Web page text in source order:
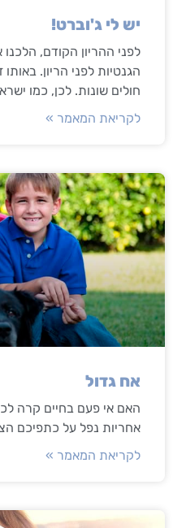
יש לי ג'וברט!
לפני ההריון הקודם,
הגנטיות לפני הריון. באותו
חולים שונות. לכן, כמו
לקריאת המאמר »
אח גדול
האם אי פעם בחיים קרה
אחריות נפל על כתפיכם
לקריאת המאמר »